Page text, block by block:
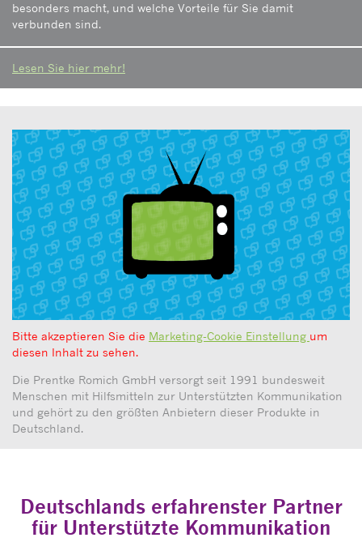
besonders macht, und welche Vorteile für Sie damit
verbunden sind.
Lesen Sie hier mehr!
Bitte akzeptieren Sie die Marketing-Cookie Einstellung um
diesen Inhalt zu sehen.
Die Prentke Romich GmbH versorgt seit 1991 bundesweit
Menschen mit Hilfsmitteln zur Unterstützten Kommunikation
und gehört zu den größten Anbietern dieser Produkte in
Deutschland.
Deutschlands erfahrenster Partner
für Unterstützte Kommunikation